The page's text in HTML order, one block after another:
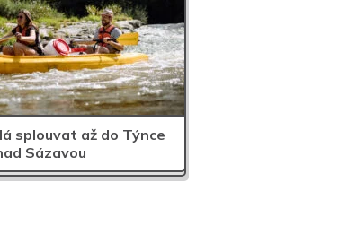
splouvat až do Týnce
Sázavou